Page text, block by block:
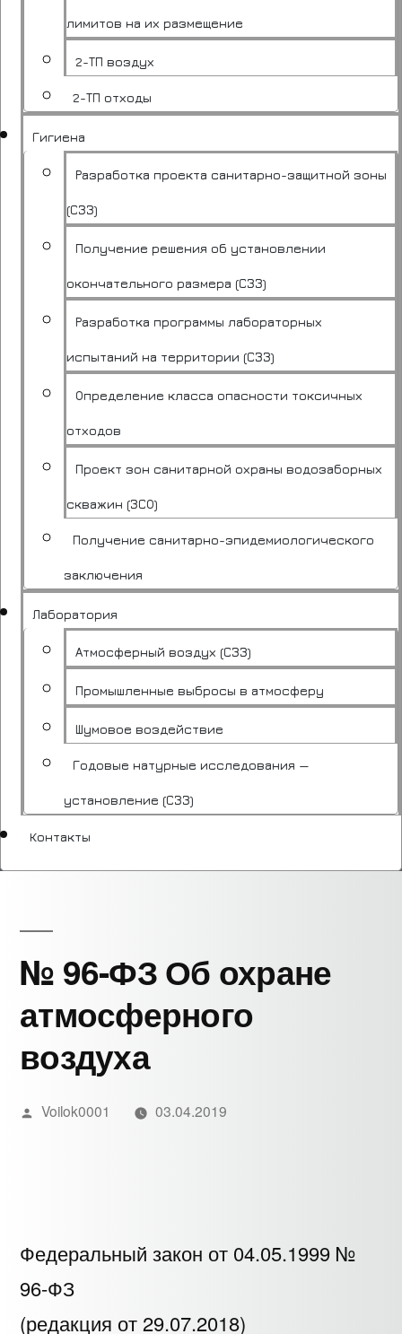
лимитов на их размещение
2-ТП воздух
2-ТП отходы
Гигиена
Разработка проекта санитарно-защитной зоны
(СЗЗ)
Получение решения об установлении
окончательного размера (СЗЗ)
Разработка программы лабораторных
испытаний на территории (СЗЗ)
Определение класса опасности токсичных
отходов
Проект зон санитарной охраны водозаборных
скважин (ЗСО)
Получение санитарно-эпидемиологического
заключения
Лаборатория
Атмосферный воздух (СЗЗ)
Промышленные выбросы в атмосферу
Шумовое воздействие
Годовые натурные исследования —
установление (СЗЗ)
Контакты
№ 96-ФЗ Об охране
атмосферного
воздуха
Написано
Voilok0001 03.04.2019
Федеральный закон от 04.05.1999 №
96-ФЗ
(редакция от 29.07.2018)